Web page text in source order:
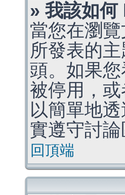
» 我該如
當您在瀏
所發表的
頭。如果
被停用，
以簡單地
實遵守討論
回頂端